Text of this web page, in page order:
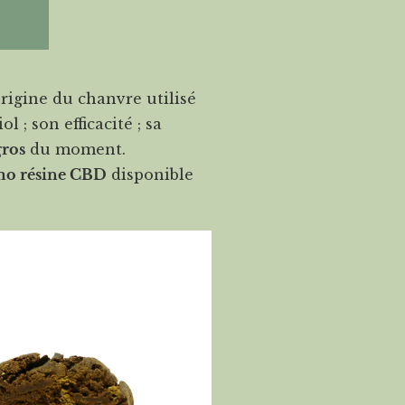
du chanvre utilisé
; son efficacité ; sa
du moment.
résine CBD disponible